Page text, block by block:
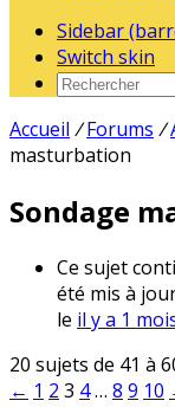
Sidebar
Switch skin
Accueil / Forums /
masturbation
Sondage
Ce sujet
été mis à
le il y a 1
20 sujets de 41 à
← 1 2 3 4… 8 9 10